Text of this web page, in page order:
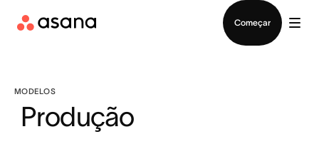
Começar
MODELOS
Produção